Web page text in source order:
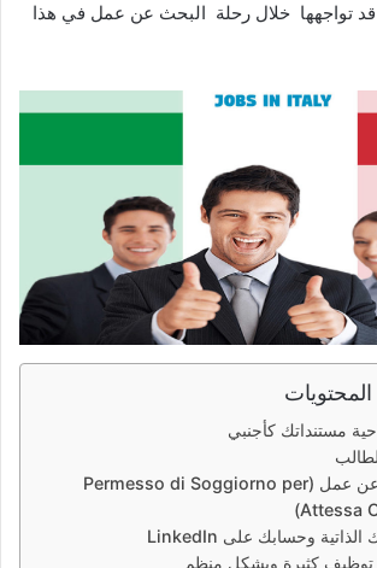
تواجهها خلال رحلة البحث عن عمل في هذا
تصريح البحث عن عمل (Permesso di Soggiorno per
Attessa